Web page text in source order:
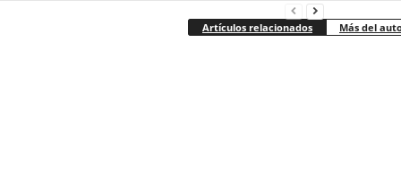
Artículos relacionados Más del